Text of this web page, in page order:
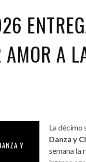
AMOR A
Y
La décimo
Danza y
semana la